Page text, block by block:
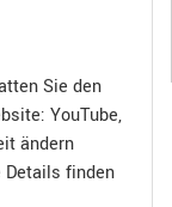
Sie den
YouTube,
ändern
Details finden